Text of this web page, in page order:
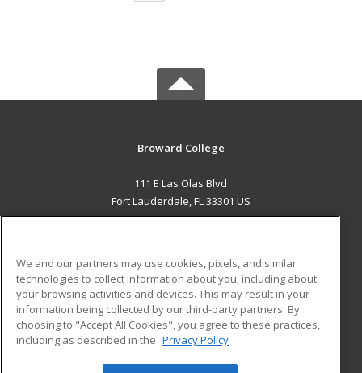
Broward College
111 E Las Olas Blvd
Fort Lauderdale, FL 33301 US
ADDITIONAL RESOURCES
Military
Financial Assistance
Help
Student Blog
We and our partners may use cookies, pixels, and similar
technologies to collect information about you, including about
your browsing activities and devices. This may result in your
information being collected by our third-party partners. By
choosing to "Accept All Cookies", you agree to these practices,
including as described in the Privacy Policy